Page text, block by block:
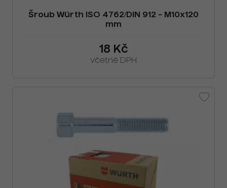
Šroub Würth ISO 4762/DIN 912 - M10x120
mm
18 Kč
včetně DPH